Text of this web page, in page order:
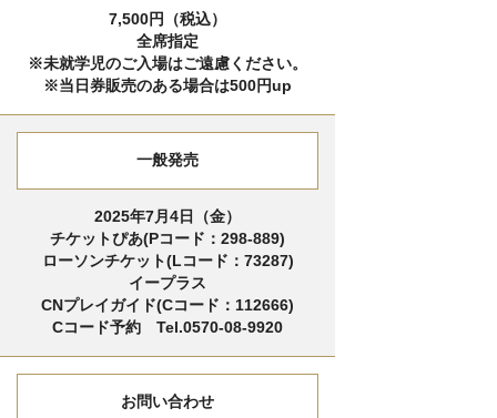
7,500円（税込）
全席指定
※未就学児のご入場はご遠慮ください。
※当日券販売のある場合は500円up
一般発売
2025年7月4日（金）
チケットぴあ(Pコード：298-889)
ローソンチケット(Lコード：73287)
イープラス
CNプレイガイド(Cコード：112666)
Cコード予約 Tel.0570-08-9920
お問い合わせ